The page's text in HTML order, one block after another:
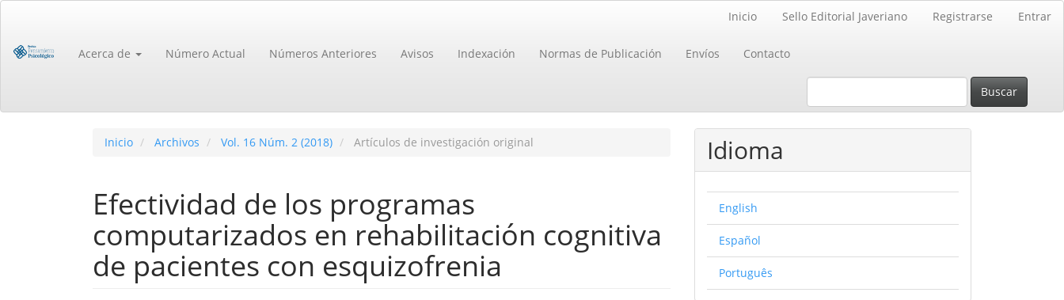
principal
Inicio Sello Editorial Javeriano Registrarse Entrar
Acerca de Número Actual Números Anteriores Avisos Indexación Normas de Publicación Envíos Contacto
Buscar
Inicio Archivos Vol. 16 Núm. 2 (2018) Artículos de investigación original
Efectividad de los programas
computarizados en rehabilitación cognitiva
de pacientes con esquizofrenia
Idioma
English
Español
Português